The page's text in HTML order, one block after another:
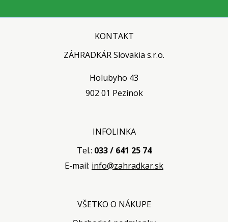
KONTAKT
ZÁHRADKÁR Slovakia s.r.o.
Holubyho 43
902 01 Pezinok
INFOLINKA
Tel.: 033 / 641 25 74
E-mail: info@zahradkar.sk
VŠETKO O NÁKUPE